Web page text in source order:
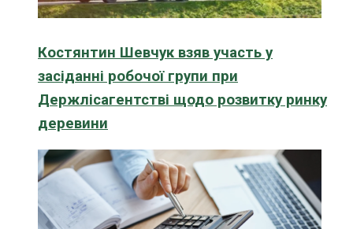
Костянтин Шевчук взяв участь у
засіданні робочої групи при
Держлісагентстві щодо розвитку ринку
деревини